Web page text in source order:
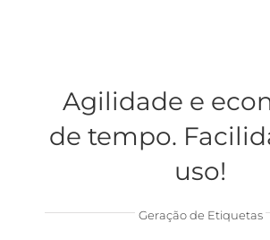
Agilidade e
de tempo.
uso!
Geração de Etiquetas